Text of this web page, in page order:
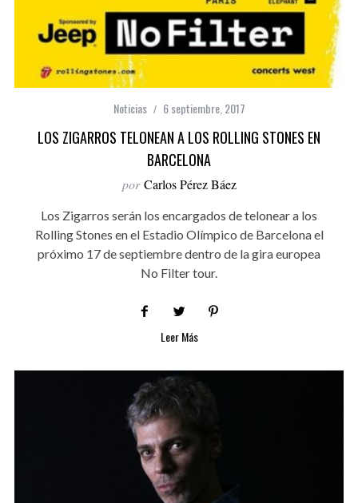
Noticias 6 septiembre, 2017
LOS ZIGARROS TELONEAN A LOS ROLLING STONES EN
BARCELONA
por Carlos Pérez Báez
Los Zigarros serán los encargados de telonear a los
Rolling Stones en el Estadio Olímpico de Barcelona el
próximo 17 de septiembre dentro de la gira europea
No Filter tour.
Leer Más